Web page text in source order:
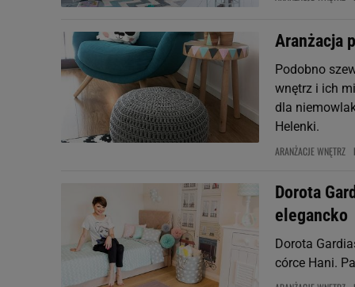
Aranżacja
Podobno
wnętrz i ich
dla
Helenki.
ARANŻACJE WNĘTRZ
Dorota
elegancko
Dorota
córce Hani.